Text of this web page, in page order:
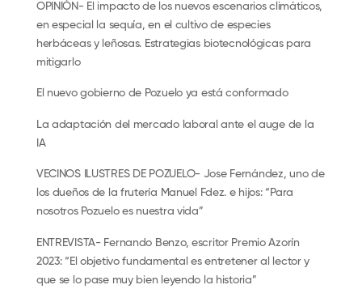
OPINIÓN- El impacto de los nuevos escenarios climáticos,
en especial la sequía, en el cultivo de especies
herbáceas y leñosas. Estrategias biotecnológicas para
mitigarlo
El nuevo gobierno de Pozuelo ya está conformado
La adaptación del mercado laboral ante el auge de la
IA
VECINOS ILUSTRES DE POZUELO- Jose Fernández, uno de
los dueños de la frutería Manuel Fdez. e hijos: “Para
nosotros Pozuelo es nuestra vida”
ENTREVISTA- Fernando Benzo, escritor Premio Azorín
2023: “El objetivo fundamental es entretener al lector y
que se lo pase muy bien leyendo la historia”